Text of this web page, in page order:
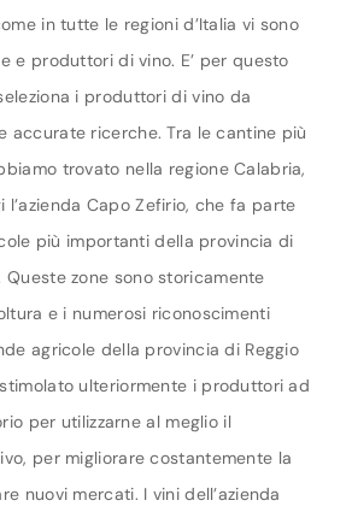
in tutte le regioni d’Italia vi sono
e produttori di vino. E’ per questo
i produttori di vino da
accurate ricerche. Tra le cantine più
trovato nella regione Calabria,
l’azienda Capo Zefirio, che fa parte
più importanti della provincia di
Queste zone sono storicamente
e i numerosi riconoscimenti
agricole della provincia di Reggio
ulteriormente i produttori ad
per utilizzarne al meglio il
per migliorare costantemente la
nuovi mercati. I vini dell’azienda